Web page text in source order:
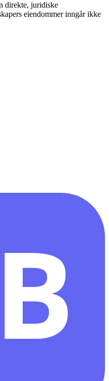
direkte, juridiske
eiendommer inngår ikke